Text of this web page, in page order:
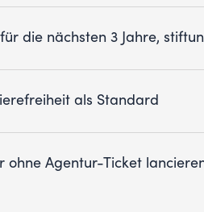
die nächsten 3 Jahre,
als Standard
ohne Agentur-Ticket